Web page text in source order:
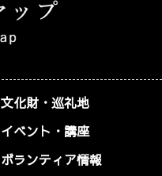
文化財・巡礼地
イベント・講座
ボランティア情報